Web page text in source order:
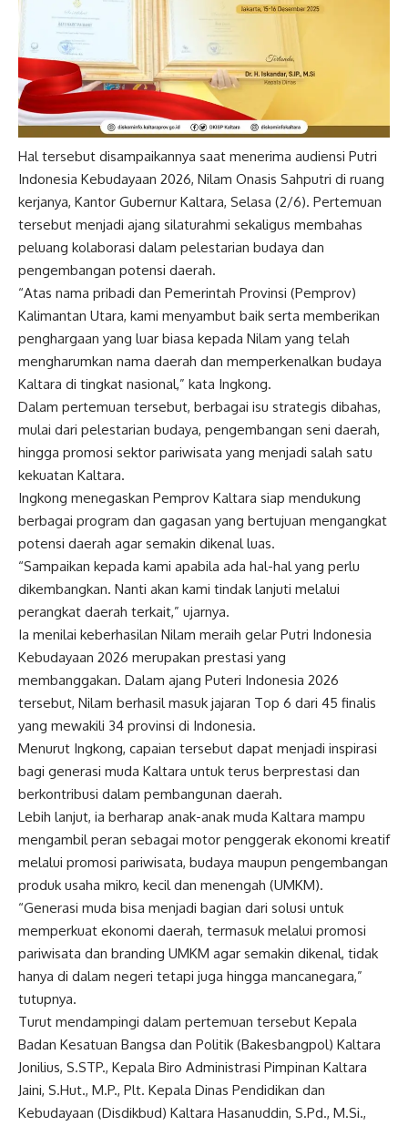
Hal tersebut disampaikannya saat menerima audiensi Putri
Indonesia Kebudayaan 2026, Nilam Onasis Sahputri di ruang
kerjanya, Kantor Gubernur Kaltara, Selasa (2/6). Pertemuan
tersebut menjadi ajang silaturahmi sekaligus membahas
peluang kolaborasi dalam pelestarian budaya dan
pengembangan potensi daerah.
“Atas nama pribadi dan Pemerintah Provinsi (Pemprov)
Kalimantan Utara, kami menyambut baik serta memberikan
penghargaan yang luar biasa kepada Nilam yang telah
mengharumkan nama daerah dan memperkenalkan budaya
Kaltara di tingkat nasional,” kata Ingkong.
Dalam pertemuan tersebut, berbagai isu strategis dibahas,
mulai dari pelestarian budaya, pengembangan seni daerah,
hingga promosi sektor pariwisata yang menjadi salah satu
kekuatan Kaltara.
Ingkong menegaskan Pemprov Kaltara siap mendukung
berbagai program dan gagasan yang bertujuan mengangkat
potensi daerah agar semakin dikenal luas.
“Sampaikan kepada kami apabila ada hal-hal yang perlu
dikembangkan. Nanti akan kami tindak lanjuti melalui
perangkat daerah terkait,” ujarnya.
Ia menilai keberhasilan Nilam meraih gelar Putri Indonesia
Kebudayaan 2026 merupakan prestasi yang
membanggakan. Dalam ajang Puteri Indonesia 2026
tersebut, Nilam berhasil masuk jajaran Top 6 dari 45 finalis
yang mewakili 34 provinsi di Indonesia.
Menurut Ingkong, capaian tersebut dapat menjadi inspirasi
bagi generasi muda Kaltara untuk terus berprestasi dan
berkontribusi dalam pembangunan daerah.
Lebih lanjut, ia berharap anak-anak muda Kaltara mampu
mengambil peran sebagai motor penggerak ekonomi kreatif
melalui promosi pariwisata, budaya maupun pengembangan
produk usaha mikro, kecil dan menengah (UMKM).
“Generasi muda bisa menjadi bagian dari solusi untuk
memperkuat ekonomi daerah, termasuk melalui promosi
pariwisata dan branding UMKM agar semakin dikenal, tidak
hanya di dalam negeri tetapi juga hingga mancanegara,”
tutupnya.
Turut mendampingi dalam pertemuan tersebut Kepala
Badan Kesatuan Bangsa dan Politik (Bakesbangpol) Kaltara
Jonilius, S.STP., Kepala Biro Administrasi Pimpinan Kaltara
Jaini, S.Hut., M.P., Plt. Kepala Dinas Pendidikan dan
Kebudayaan (Disdikbud) Kaltara Hasanuddin, S.Pd., M.Si.,